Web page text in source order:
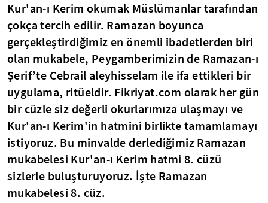
Kur'an-ı Kerim okumak Müslümanlar tarafından
çokça tercih edilir. Ramazan boyunca
gerçekleştirdiğimiz en önemli ibadetlerden biri
olan mukabele, Peygamberimizin de Ramazan-ı
Şerif’te Cebrail aleyhisselam ile ifa ettikleri bir
uygulama, ritüeldir. Fikriyat.com olarak her gün
bir cüzle siz değerli okurlarımıza ulaşmayı ve
Kur'an-ı Kerim'in hatmini birlikte tamamlamayı
istiyoruz. Bu minvalde derlediğimiz Ramazan
mukabelesi Kur'an-ı Kerim hatmi 8. cüzü
sizlerle buluşturuyoruz. İşte Ramazan
mukabelesi 8. cüz.